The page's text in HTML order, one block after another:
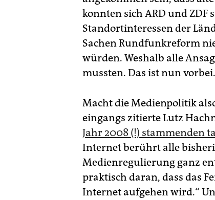
konnten sich ARD und ZDF
Standortinteressen der
Sachen Rundfunkreform
würden. Weshalb alle
mussten. Das ist nun vorbei.
Macht die Medienpolitik
eingangs zitierte Lutz
Jahr 2008 (!) stammenden
Internet berührt alle
Medienregulierung ganz
praktisch daran, dass das
Internet aufgehen wird.“